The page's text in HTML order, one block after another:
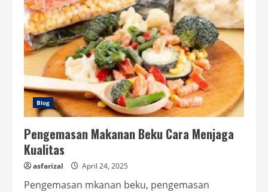
Blog
Pengemasan Makanan Beku Cara Menjaga
Kualitas
asfarizal April 24, 2025
Pengemasan mkanan beku, pengemasan